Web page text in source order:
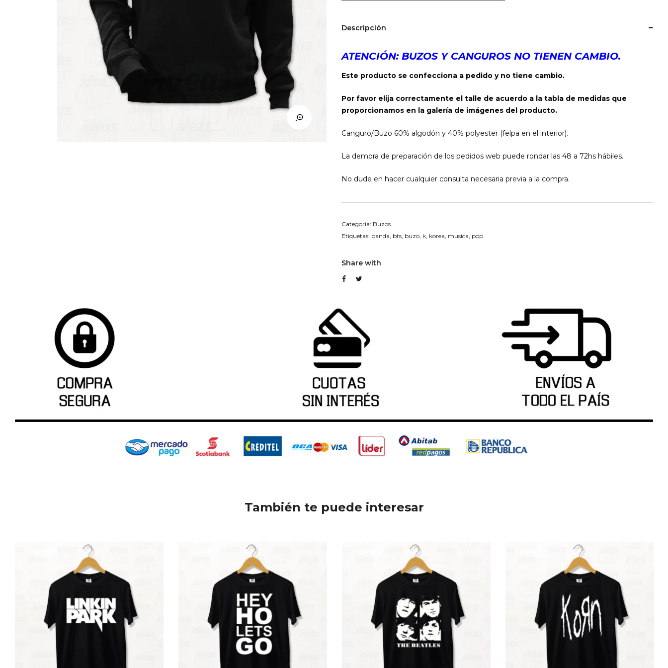
Descripción
ATENCIÓN: BUZOS Y CANGUROS NO TIENEN CAMBIO.
Este producto se confecciona a pedido y no tiene cambio.
Por favor elija correctamente el talle de acuerdo a la tabla de medidas que
proporcionamos en la galería de imágenes del producto.
Canguro/Buzo 60% algodón y 40% polyester (felpa en el interior).
La demora de preparación de los pedidos web puede rondar las 48 a 72hs hábiles.
No dude en hacer cualquier consulta necesaria previa a la compra.
Categoría: Buzos
Etiquetas: banda, bts, buzo, k, korea, musica, pop
Share with
También te puede interesar